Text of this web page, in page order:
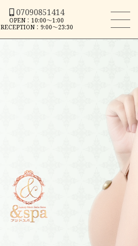
07090851414
OPEN：10:00～1:00
RECEPTION：9:00～23:30